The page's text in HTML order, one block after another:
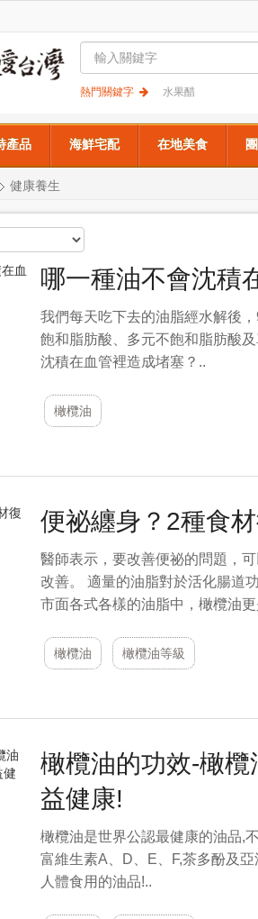
熱門關鍵字 水果醋
產品 海鮮宅配 在地美食
健康養生
哪一種油不會沈積
我們每天吃下去的油脂經水解後
飽和脂肪酸、多元不飽和脂肪酸
沈積在血管裡造成堵塞？..
橄欖油
便祕纏身？2種食
醫師表示，要改善便祕的問題，
改善。 適量的油脂對於活化腸道
市面各式各樣的油脂中，橄欖油
橄欖油 橄欖油等級
橄欖油的功效-橄
益健康!
橄欖油是世界公認最健康的油品,
富維生素A、D、E、F,茶多酚及
人體食用的油品!..